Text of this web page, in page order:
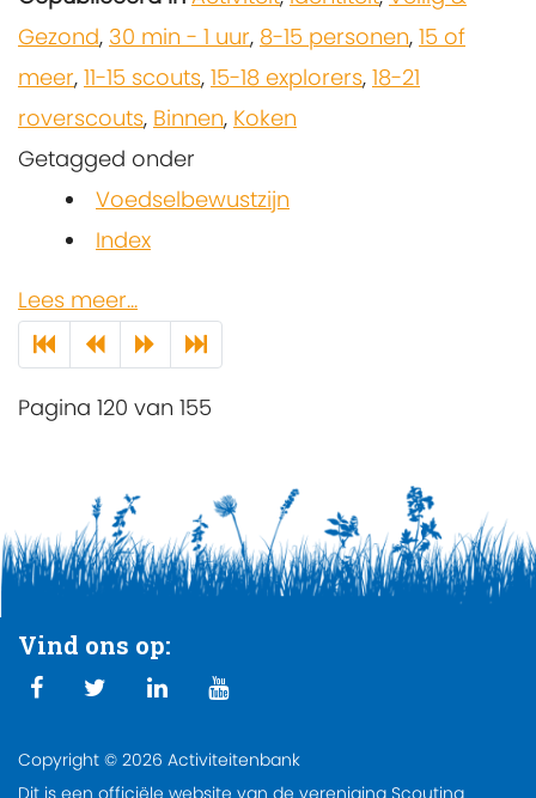
Gezond, 30 min - 1 uur, 8-15 personen, 15 of
meer, 11-15 scouts, 15-18 explorers, 18-21
roverscouts, Binnen, Koken
Getagged onder
Voedselbewustzijn
Index
Lees meer...
Pagina 120 van 155
Vind ons op:
Copyright © 2026 Activiteitenbank
Dit is een officiële website van de vereniging Scouting